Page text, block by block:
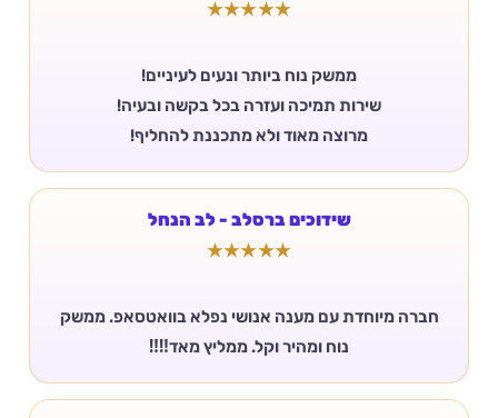
★★★★★
מרוצה מאוד ולא מתכננת להחליף!
שידוכים ברסלב - לב הנחל
★★★★★
חברה מיוחדת עם מענה אנושי נפלא בוואטסאפ. ממשק
נוח ומהיר וקל. ממליץ מאד‼️‼️